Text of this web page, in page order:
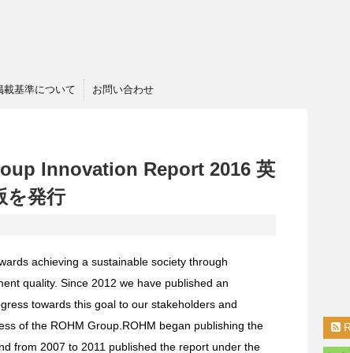
載基準について お問い合わせ
Innovation Report 2016 英
を発行
achieving a sustainable society through
quality. Since 2012 we have published an
towards this goal to our stakeholders and
of the ROHM Group.ROHM began publishing the
from 2007 to 2011 published the report under the